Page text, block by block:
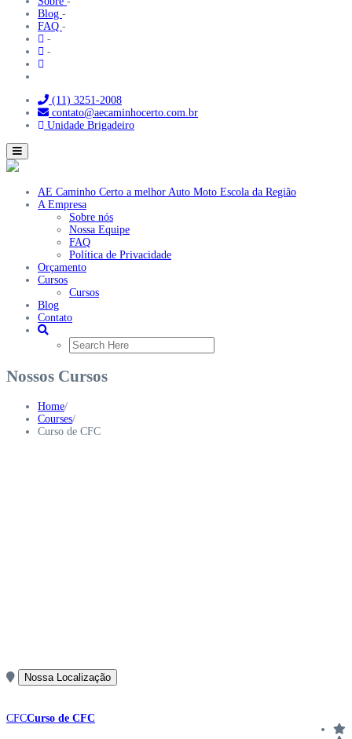
Blog -
FAQ -
-
-
(11) 3251-2008
contato@aecaminhocerto.com.br
Unidade Brigadeiro
Toggle
navigation
AE Caminho Certo a melhor Auto Moto Escola da Região
A Empresa
Sobre nós
Nossa Equipe
FAQ
Política de Privacidade
Orçamento
Cursos
Cursos
Blog
Contato
Nossos Cursos
Home/
Courses/
Curso de CFC
Nossa Localização
CFCCurso de CFC